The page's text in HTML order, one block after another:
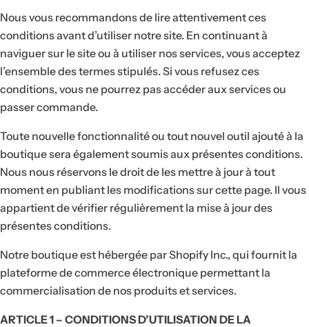
.
.
Nous vous recommandons de lire attentivement ces
conditions avant d’utiliser notre site. En continuant à
naviguer sur le site ou à utiliser nos services, vous acceptez
l’ensemble des termes stipulés. Si vous refusez ces
conditions, vous ne pourrez pas accéder aux services ou
passer commande.
Toute nouvelle fonctionnalité ou tout nouvel outil ajouté à la
boutique sera également soumis aux présentes conditions.
Nous nous réservons le droit de les mettre à jour à tout
moment en publiant les modifications sur cette page. Il vous
appartient de vérifier régulièrement la mise à jour des
présentes conditions.
Notre boutique est hébergée par Shopify Inc., qui fournit la
plateforme de commerce électronique permettant la
commercialisation de nos produits et services.
ARTICLE 1 – CONDITIONS D’UTILISATION DE LA